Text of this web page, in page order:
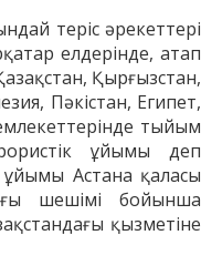
теріс әрекеттері
елдерінде, атап
Қырғызстан,
Пәкістан, Египет,
тыйым
ұйымы деп
Астана қаласы
шешімі бойынша
қызметіне